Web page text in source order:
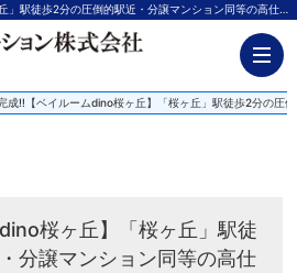
完成‼【ベイルームdino桜ヶ丘】「桜ヶ丘」駅徒歩2分の圧倒的駅近・分譲マンション同等の高仕様で長期安定経営を実現する新築一棟投資戦略【更新】 | 神奈川の不動産投資、新築アパート経営は横濱コーポレーション
成‼【ベイルームdino桜ヶ丘】「桜ヶ丘」駅徒歩2分の圧
桜ヶ丘】「桜ヶ丘」駅徒
分譲マンション同等の高仕